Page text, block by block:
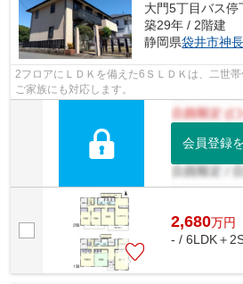
大門5丁目バス
築29年 / 2階建
静岡県袋井市神長
2フロアにＬＤＫを備えた6ＳＬＤＫは、二世
ご家族にも対応します。
会員登録
2,680万円
- / 6LDK＋